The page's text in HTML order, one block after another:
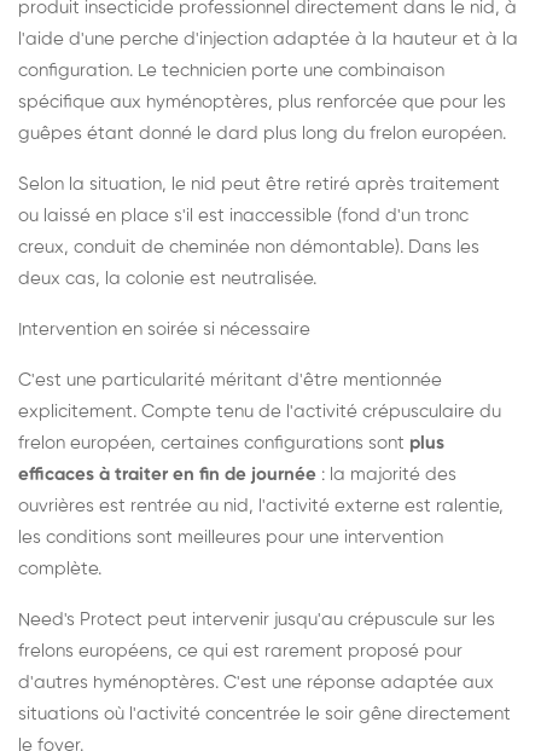
produit insecticide professionnel directement dans le nid, à
l'aide d'une perche d'injection adaptée à la hauteur et à la
configuration. Le technicien porte une combinaison
spécifique aux hyménoptères, plus renforcée que pour les
guêpes étant donné le dard plus long du frelon européen.
Selon la situation, le nid peut être retiré après traitement
ou laissé en place s'il est inaccessible (fond d'un tronc
creux, conduit de cheminée non démontable). Dans les
deux cas, la colonie est neutralisée.
Intervention en soirée si nécessaire
C'est une particularité méritant d'être mentionnée
explicitement. Compte tenu de l'activité crépusculaire du
frelon européen, certaines configurations sont plus
efficaces à traiter en fin de journée : la majorité des
ouvrières est rentrée au nid, l'activité externe est ralentie,
les conditions sont meilleures pour une intervention
complète.
Need's Protect peut intervenir jusqu'au crépuscule sur les
frelons européens, ce qui est rarement proposé pour
d'autres hyménoptères. C'est une réponse adaptée aux
situations où l'activité concentrée le soir gêne directement
le foyer.